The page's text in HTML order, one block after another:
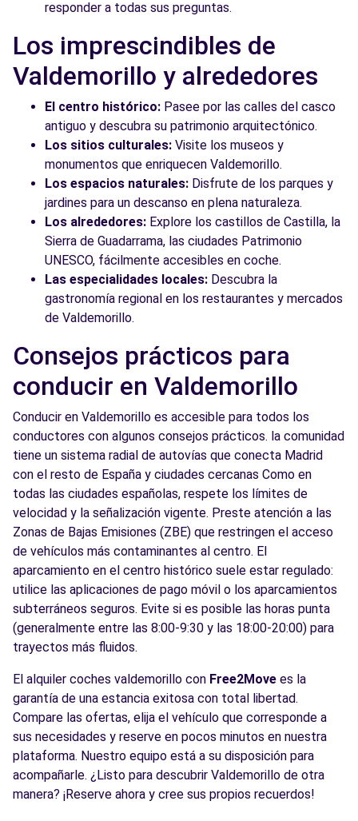
responder a todas sus preguntas.
Los imprescindibles de
Valdemorillo y alrededores
El centro histórico: Pasee por las calles del casco
antiguo y descubra su patrimonio arquitectónico.
Los sitios culturales: Visite los museos y
monumentos que enriquecen Valdemorillo.
Los espacios naturales: Disfrute de los parques y
jardines para un descanso en plena naturaleza.
Los alrededores: Explore los castillos de Castilla, la
Sierra de Guadarrama, las ciudades Patrimonio
UNESCO, fácilmente accesibles en coche.
Las especialidades locales: Descubra la
gastronomía regional en los restaurantes y mercados
de Valdemorillo.
Consejos prácticos para
conducir en Valdemorillo
Conducir en Valdemorillo es accesible para todos los
conductores con algunos consejos prácticos. la comunidad
tiene un sistema radial de autovías que conecta Madrid
con el resto de España y ciudades cercanas Como en
todas las ciudades españolas, respete los límites de
velocidad y la señalización vigente. Preste atención a las
Zonas de Bajas Emisiones (ZBE) que restringen el acceso
de vehículos más contaminantes al centro. El
aparcamiento en el centro histórico suele estar regulado:
utilice las aplicaciones de pago móvil o los aparcamientos
subterráneos seguros. Evite si es posible las horas punta
(generalmente entre las 8:00-9:30 y las 18:00-20:00) para
trayectos más fluidos.
El alquiler coches valdemorillo con Free2Move es la
garantía de una estancia exitosa con total libertad.
Compare las ofertas, elija el vehículo que corresponde a
sus necesidades y reserve en pocos minutos en nuestra
plataforma. Nuestro equipo está a su disposición para
acompañarle. ¿Listo para descubrir Valdemorillo de otra
manera? ¡Reserve ahora y cree sus propios recuerdos!